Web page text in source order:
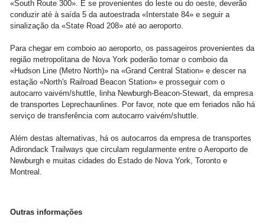
«South Route 300». E se provenientes do leste ou do oeste, deverão
conduzir até à saída 5 da autoestrada «Interstate 84» e seguir a
sinalização da «State Road 208» até ao aeroporto.
Para chegar em comboio ao aeroporto, os passageiros provenientes da
região metropolitana de Nova York poderão tomar o comboio da
«Hudson Line (Metro North)» na «Grand Central Station» e descer na
estação «North's Railroad Beacon Station» e prosseguir com o
autocarro vaivém/shuttle, linha Newburgh-Beacon-Stewart, da empresa
de transportes Leprechaunlines. Por favor, note que em feriados não há
serviço de transferência com autocarro vaivém/shuttle.
Além destas alternativas, há os autocarros da empresa de transportes
Adirondack Trailways que circulam regularmente entre o Aeroporto de
Newburgh e muitas cidades do Estado de Nova York, Toronto e
Montreal.
Outras informações